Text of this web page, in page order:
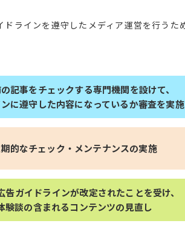
ドラインを遵守したメディア運営を行う
記事をチェックする専門機関を設けて、
に遵守した内容になっているか審査を実施
的なチェック・メンテナンスの実施
ガイドラインが改定されたことを受け、
験談の含まれるコンテンツの見直し